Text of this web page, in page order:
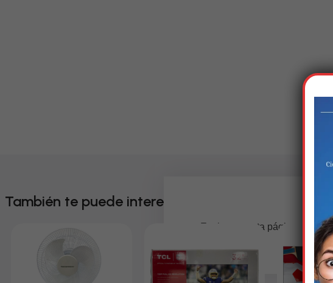
También te puede interesar
Em breve, esta página estará